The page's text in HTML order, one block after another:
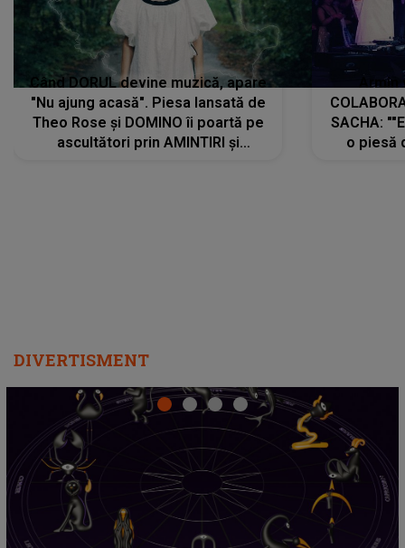
Când DORUL devine muzică, apare
"Nu ajung acasă". Piesa lansată de
Theo Rose și DOMINO îi poartă pe
ascultători prin AMINTIRI și
SACHA:
o piesă
DIVERTISMENT